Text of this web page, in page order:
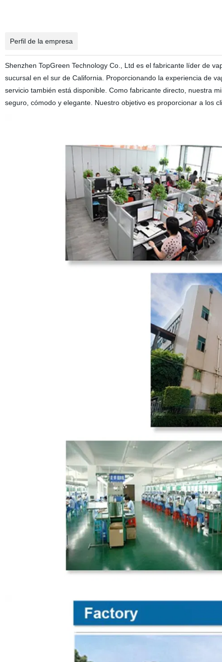
Perfil de la empresa
Shenzhen TopGreen Technology Co., Ltd es el fabricante líder de
sucursal en el sur de California. Proporcionando la experiencia de
servicio también está disponible. Como fabricante directo, nuestra
seguro, cómodo y elegante. Nuestro objetivo es proporcionar a los